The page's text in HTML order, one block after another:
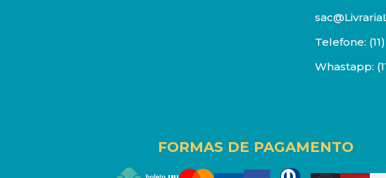
Telefone:
Whastapp:
FORMAS DE PAGAMENTO